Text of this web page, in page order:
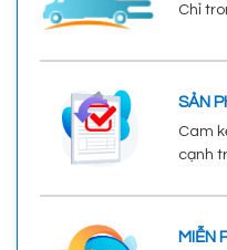
Chỉ
SẢN
Cam
cạnh
MIỄN